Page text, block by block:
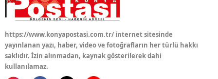
https://www.konyapostasi.com.tr/ internet sitesinde
yayınlanan yazı, haber, video ve fotoğrafların her türlü hakkı
saklıdır. İzin alınmadan, kaynak gösterilerek dahi
kullanılamaz.